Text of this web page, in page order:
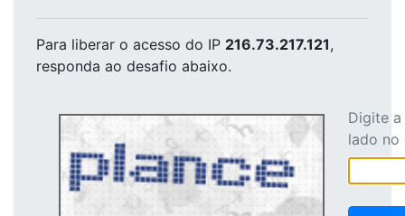
Para liberar o acesso do IP 216.73.217.121,
responda ao desafio abaixo.
Digite
lado no